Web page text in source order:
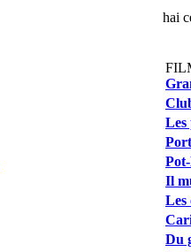
hai
Les
Il
Les
Du